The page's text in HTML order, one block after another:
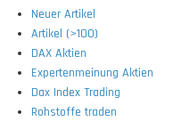
Neuer Artikel
Artikel (>100)
DAX Aktien
Expertenmeinung Aktien
Dax Index Trading
Rohstoffe traden